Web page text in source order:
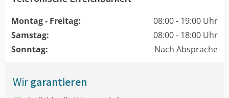
Montag - Freitag:
08:00 - 19:00 Uhr
Samstag:
08:00 - 18:00 Uhr
Sonntag:
Nach Absprache
Wirgarantieren